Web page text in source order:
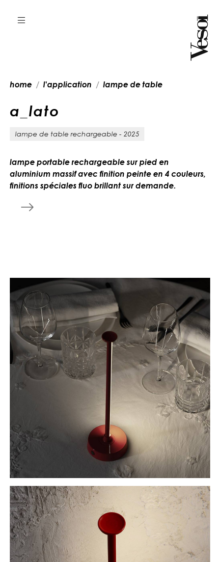
home l'application lampe de table
a lato
lampe de table rechargeable - 2025
lampe portable rechargeable sur pied en
aluminium massif avec finition peinte en 4 couleurs,
finitions spéciales fluo brillant sur demande.